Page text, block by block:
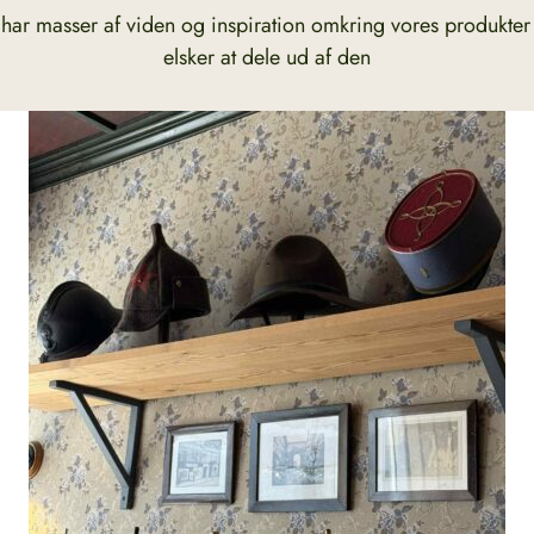
masser af viden og inspiration omkring vores
elsker at dele ud af den